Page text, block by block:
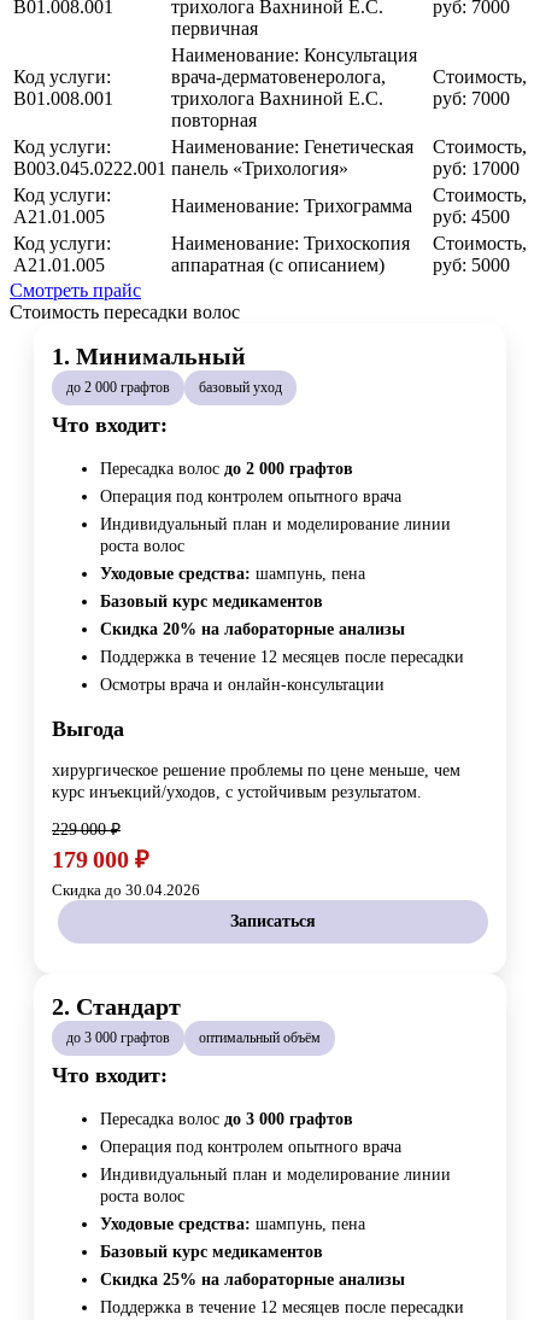
B01.008.001
трихолога Вахниной Е.С.
первичная
руб: 7000
Код услуги:
B01.008.001
Наименование: Консультация
врача-дерматовенеролога,
трихолога Вахниной Е.С.
повторная
Стоимость,
руб: 7000
Код услуги:
В003.045.0222.001
Наименование: Генетическая
панель «Трихология»
Стоимость,
руб: 17000
Код услуги:
А21.01.005
Наименование: Трихограмма
Стоимость,
руб: 4500
Код услуги:
А21.01.005
Наименование: Трихоскопия
аппаратная (с описанием)
Стоимость,
руб: 5000
Смотреть прайс
Стоимость пересадки волос
1. Минимальный
до 2 000 графтов базовый уход
Что входит:
Пересадка волос до 2 000 графтов
Операция под контролем опытного врача
Индивидуальный план и моделирование линии
роста волос
Уходовые средства: шампунь, пена
Базовый курс медикаментов
Скидка 20% на лабораторные анализы
Поддержка в течение 12 месяцев после пересадки
Осмотры врача и онлайн-консультации
Выгода
хирургическое решение проблемы по цене меньше, чем
курс инъекций/уходов, с устойчивым результатом.
229 000 ₽
179 000 ₽
Скидка до 30.04.2026
Записаться
2. Стандарт
до 3 000 графтов оптимальный объём
Что входит:
Пересадка волос до 3 000 графтов
Операция под контролем опытного врача
Индивидуальный план и моделирование линии
роста волос
Уходовые средства: шампунь, пена
Базовый курс медикаментов
Скидка 25% на лабораторные анализы
Поддержка в течение 12 месяцев после пересадки